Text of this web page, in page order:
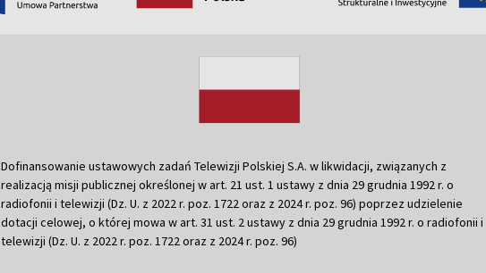
Dofinansowanie ustawowych zadań Telewizji Polskiej S.A. w likwidacji, związanych z
realizacją misji publicznej określonej w art. 21 ust. 1 ustawy z dnia 29 grudnia 1992 r. o
radiofonii i telewizji (Dz. U. z 2022 r. poz. 1722 oraz z 2024 r. poz. 96) poprzez udzielenie
dotacji celowej, o której mowa w art. 31 ust. 2 ustawy z dnia 29 grudnia 1992 r. o radiofonii i
telewizji (Dz. U. z 2022 r. poz. 1722 oraz z 2024 r. poz. 96)